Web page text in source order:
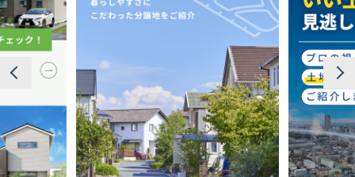
ZEH
ラインナップ
施工実績
イベント・見学会